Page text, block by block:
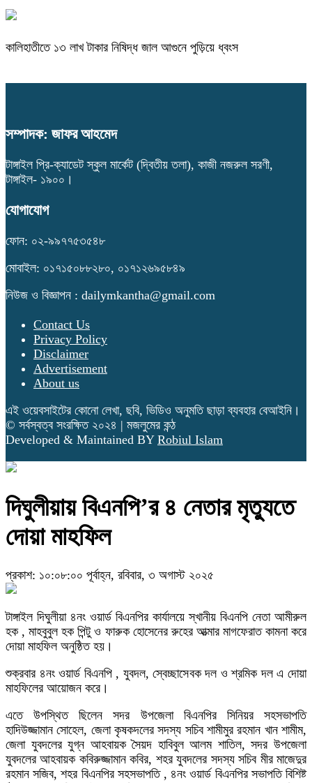
কালিহাতীতে ১৩ লাখ টাকার নিষিদ্ধ জাল আগুনে পুড়িয়ে ধ্বংস
সম্পাদক: জাফর আহমেদ
টাঙ্গাইল প্রি-ক্যাডেট স্কুল মার্কেট (দ্বিতীয় তলা), কাজী নজরুল সরণী,
টাঙ্গাইল- ১৯০০।
যোগাযোগ
ফোন: ০২-৯৯৭৭৫৩৫৪৮
মোবাইল: ০১৭১৫০৮৮২৮০, ০১৭১২৬৯৫৮৪৯
নিউজ ও বিজ্ঞাপন : dailymkantha@gmail.com
Contact Us
Privacy Policy
Disclaimer
Advertisement
About us
এই ওয়েবসাইটের কোনো লেখা, ছবি, ভিডিও অনুমতি ছাড়া ব্যবহার বেআইনি।
© সর্বস্বত্ব সংরক্ষিত ২০২৪ | মজলুমের কন্ঠ
Developed & Maintained BY Robiul Islam
দিঘুলীয়ায় বিএনপি’র ৪ নেতার মৃত্যুতে
দোয়া মাহফিল
প্রকাশ: ১০:০৮:০০ পূর্বাহ্ন, রবিবার, ৩ অগাস্ট ২০২৫
টাঙ্গাইল দিঘুলীয়া ৪নং ওয়ার্ড বিএনপির কার্যালয়ে স্খানীয় বিএনপি নেতা আমীরুল
হক , মাহবুবুল হক পিন্টু ও ফারুক হোসেনের রুহের আত্মার মাগফেরাত কামনা করে
দোয়া মাহফিল অনুষ্ঠিত হয়।
শুক্রবার ৪নং ওয়ার্ড বিএনপি , যুবদল, স্বেচ্ছাসেবক দল ও শ্রমিক দল এ দোয়া
মাহফিলের আয়োজন করে।
এতে উপস্থিত ছিলেন সদর উপজেলা বিএনপির সিনিয়র সহসভাপতি
হাদিউজ্জামান সোহেল, জেলা কৃষকদলের সদস্য সচিব শামীমুর রহমান খান শামীম,
জেলা যুবদলের যুগ্ন আহবায়ক সৈয়দ হাবিবুল আলম শাতিল, সদর উপজেলা
যুবদলের আহবায়ক কবিরুজ্জামান কবির, শহর যুবদলের সদস্য সচিব মীর মাজেদুর
রহমান সজিব, শহর বিএনপির সহসভাপতি , ৪নং ওয়ার্ড বিএনপির সভাপতি বিশিষ্ট